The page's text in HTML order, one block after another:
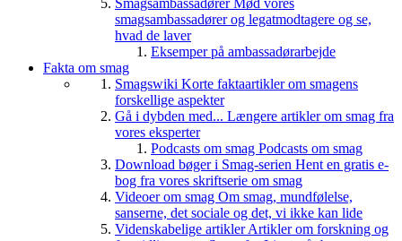
SmagsambassadørerMød vores
smagsambassadører og legatmodtagere og se,
hvad de laver
Eksemper på ambassadørarbejde
Fakta om smag
Smagswiki Korte faktaartikler om smagens
forskellige aspekter
Gå i dybden med... Længere artikler om smag fra
vores eksperter
Podcasts om smag Podcasts om smag
Download bøger i Smag-serien Hent en gratis e-
bog fra vores skriftserie om smag
Videoer om smag Om smag, mundfølelse,
sanserne, det sociale og det, vi ikke kan lide
Videnskabelige artiklerArtikler om forskning og